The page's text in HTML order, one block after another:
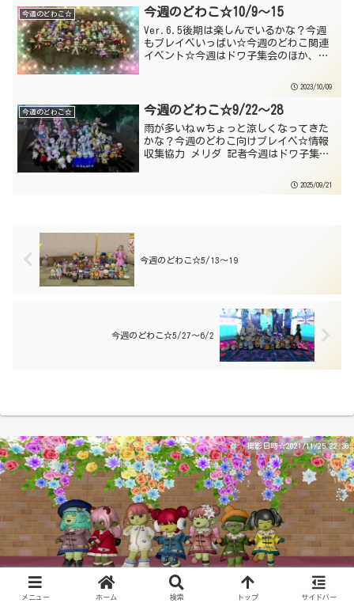
クエニさんの「外部サイ...
今週のどわこ☆ 今週のどわこ☆10/9～15
Ver.6.5後期は楽しんでいるかな？今週
もプレイベいっぱい☆今週のどわこ関連
イベント☆今週はドワ子集会のほか、マ
スのライブもあるよ☆おねがい 来週
ちらから情報提...
2023/10/09
今週のどわこ☆ 今週のどわこ☆9/22～28
雨が多いねｗちょっと涼しくなってきた
かな？今週のどわこ向けプレイベ☆情報
収集協力 メリダ 記者今週はドワ子集
おねがい 来週9/29～10/5のどわこ関連
2025/09/21
今週のどわこ☆5/13～19
今週のどわこ☆5/27～6/2
撮影日時☆2021/11/25 22:36
© ARMOR PROJECT/BIRD STUDIO/SQUARE ENIX All Rights Reserved.
メニュー ホーム 検索 トップ サイドバー